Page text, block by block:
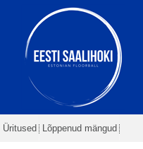
Üritused Lõppenud mängud
Seis
0 - 2
20:32 -värav
Ubaleht. Seis
22:00 - värav
26:49 -värav.